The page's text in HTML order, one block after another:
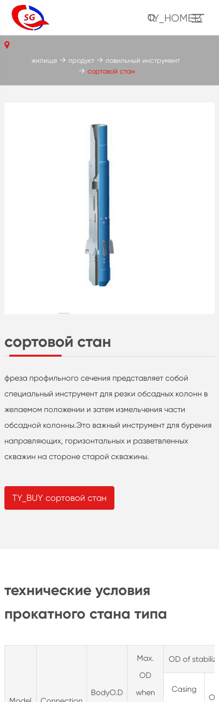
TY_HOME13
сортовой стан
фреза профильного сечения представляет собой
специальный инструмент для резки обсадных колонн в
желаемом положении и затем измельчения части
обсадной колонны.Это важный инструмент для бурения
направляющих, горизонтальных и разветвленных
скважин на стороне старой скважины.
TY_BUY сортовой стан
жилище продукт
ловильный инструмент
сортовой стан
технические условия
прокатного стана типа
BodyO.D
Max.
OD
when
OD of
Casing